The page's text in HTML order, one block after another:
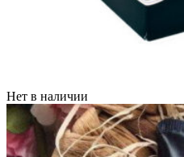
Нет в наличии